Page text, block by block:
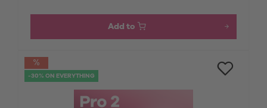
Add to
-30% ON EVERYTHING